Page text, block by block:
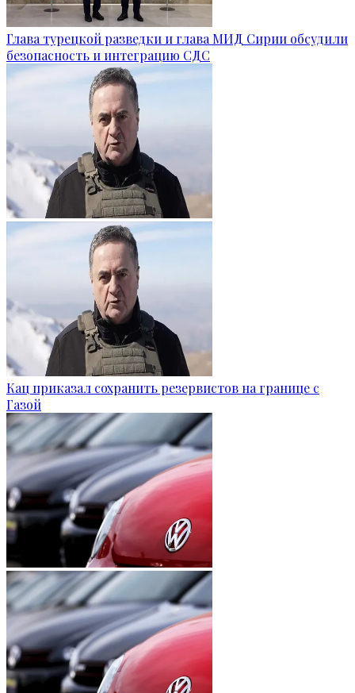
Глава турецкой разведки и глава МИД Сирии обсудили
безопасность и интеграцию СДС
Кац приказал сохранить резервистов на границе с
Газой